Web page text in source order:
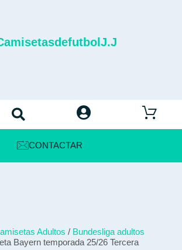
CONTACTAR
Adultos / Bundesliga adultos
Bayern temporada 25/26 Tercera